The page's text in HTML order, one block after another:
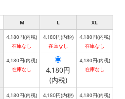
M L XL
4,180円(内税)
在庫なし
4,180円(内税)
在庫なし
4,180円(内税)
在庫なし
4,180円(内税)
在庫なし
4,180円
(内税)
4,180円(内税)
在庫なし
4,180円(内税)
4,180円(内税)
4,180円(内税)